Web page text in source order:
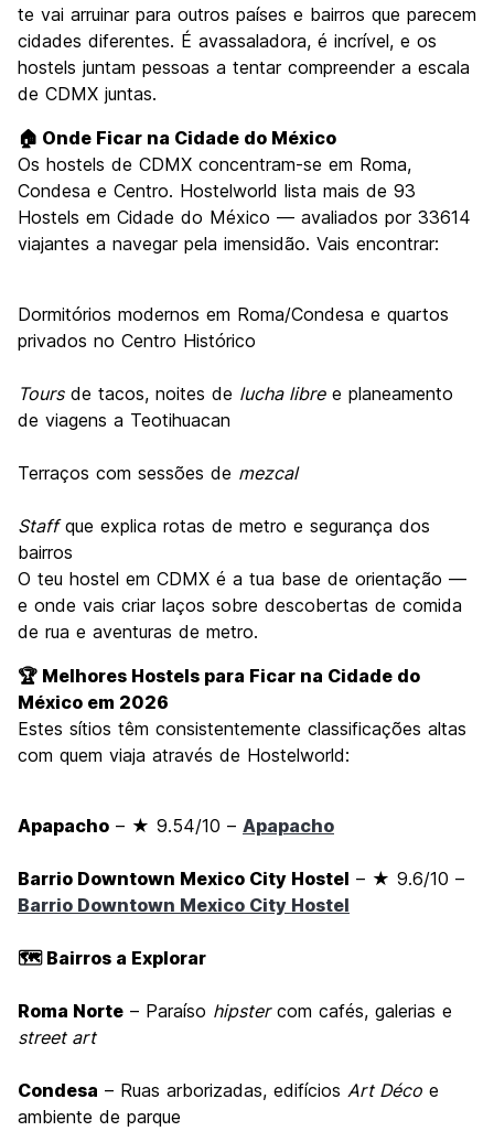
te vai arruinar para outros países e bairros que parecem
cidades diferentes. É avassaladora, é incrível, e os
hostels juntam pessoas a tentar compreender a escala
de CDMX juntas.
🏠 Onde Ficar na Cidade do México
Os hostels de CDMX concentram-se em Roma,
Condesa e Centro. Hostelworld lista mais de 93
Hostels em Cidade do México — avaliados por 33614
viajantes a navegar pela imensidão. Vais encontrar:
Dormitórios modernos em Roma/Condesa e quartos
privados no Centro Histórico
Toursde tacos, noites de lucha libree planeamento
de viagens a Teotihuacan
Terraços com sessões de mezcal
Staffque explica rotas de metro e segurança dos
bairros
O teu hostel em CDMX é a tua base de orientação —
e onde vais criar laços sobre descobertas de comida
de rua e aventuras de metro.
🏆 Melhores Hostels para Ficar na Cidade do
México em 2026
Estes sítios têm consistentemente classificações altas
com quem viaja através de Hostelworld:
Apapacho – ★ 9.54/10 – Apapacho
Barrio Downtown Mexico City Hostel – ★ 9.6/10 –
Barrio Downtown Mexico City Hostel
🗺️ Bairros a Explorar
Roma Norte – Paraíso hipstercom cafés, galerias e
street art
Condesa – Ruas arborizadas, edifícios Art Déco e
ambiente de parque